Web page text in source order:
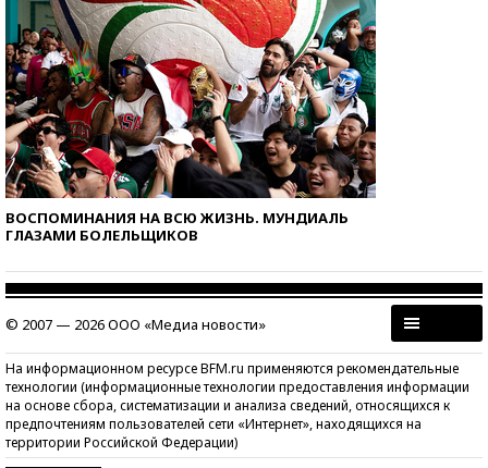
ВОСПОМИНАНИЯ НА ВСЮ ЖИЗНЬ. МУНДИАЛЬ
ГЛАЗАМИ БОЛЕЛЬЩИКОВ
© 2007 — 2026 ООО «Медиа новости»
На информационном ресурсе BFM.ru применяются рекомендательные
технологии (информационные технологии предоставления информации
на основе сбора, систематизации и анализа сведений, относящихся к
предпочтениям пользователей сети «Интернет», находящихся на
территории Российской Федерации)